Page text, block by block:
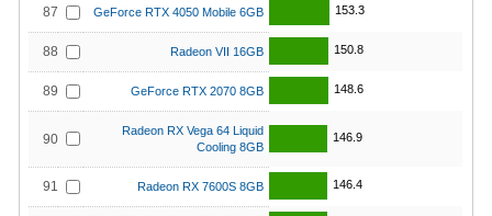
87 GeForce RTX 4050 Mobile 6GB 153.3
88 Radeon VII 16GB 150.8
89 GeForce RTX 2070 8GB 148.6
90
Radeon RX Vega 64 Liquid
Cooling 8GB
146.9
91 Radeon RX 7600S 8GB 146.4